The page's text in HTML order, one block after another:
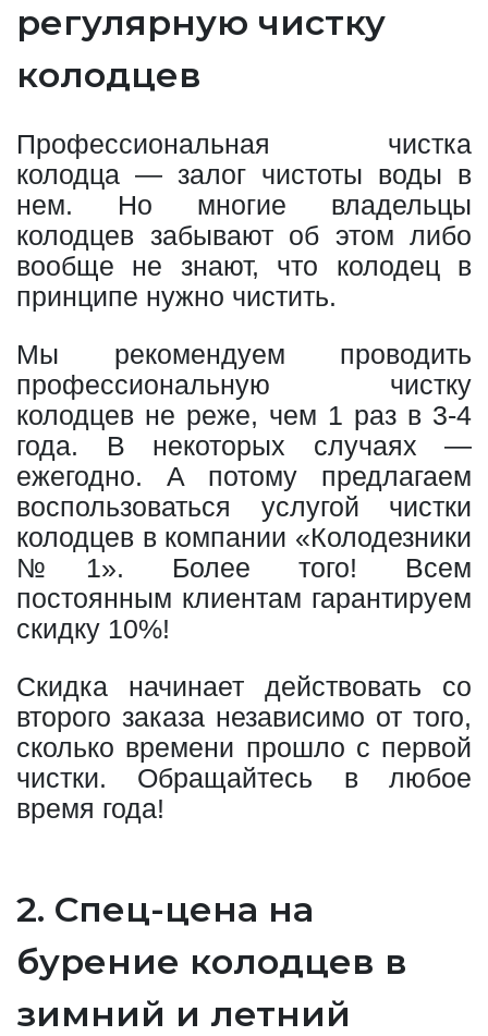
регулярную чистку
колодцев
Профессиональная чистка
колодца — залог чистоты воды в
нем. Но многие владельцы
колодцев забывают об этом либо
вообще не знают, что колодец в
принципе нужно чистить.
Мы рекомендуем проводить
профессиональную чистку
колодцев не реже, чем 1 раз в 3-4
года. В некоторых случаях —
ежегодно. А потому предлагаем
воспользоваться услугой чистки
колодцев в компании «Колодезники
№1». Более того! Всем
постоянным клиентам гарантируем
скидку 10%!
Скидка начинает действовать со
второго заказа независимо от того,
сколько времени прошло с первой
чистки. Обращайтесь в любое
время года!
2. Спец-цена на
бурение колодцев в
зимний и летний